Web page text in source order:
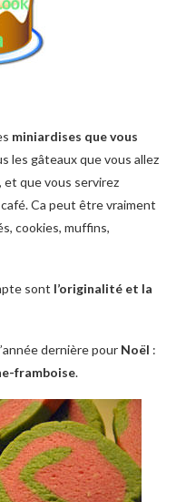
miniardises que vous
les gâteaux que vous allez
et que vous servirez
Ca peut être vraiment
cookies, muffins,
sont l’originalité et la
dernière pour Noël :
framboise.